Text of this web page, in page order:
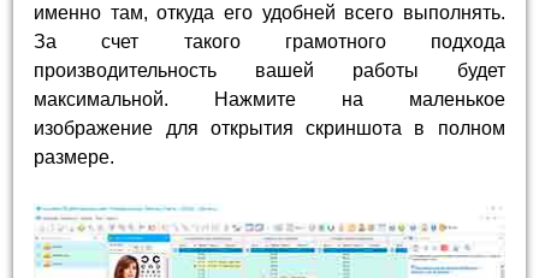
именно там, откуда его удобней всего выполнять.
За счет такого грамотного подхода
производительность вашей работы будет
максимальной. Нажмите на маленькое
изображение для открытия скриншота в полном
размере.